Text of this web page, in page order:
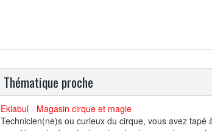
Thématique proche
Eklabul - Magasin cirque et magie
Technicien(ne)s ou curieux du cirque, vous avez